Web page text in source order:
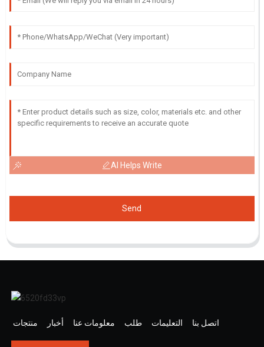
AI Helps Write
Send
منتجات أخبار معلومات عنا طلب التعليمات اتصل بنا